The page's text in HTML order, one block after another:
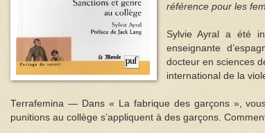
référence pour les
Sylvie Ayral a été
enseignante
docteur en sciences
international de la
Terrafemina — Dans « La fabrique des garçons »,
punitions au collège s’appliquent à des garçons.